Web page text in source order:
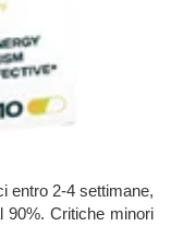
entro 2-4 settimane,
90%. Critiche minori